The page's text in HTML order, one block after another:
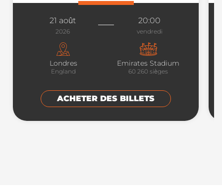
21 août
2026
20:00
vendredi
Londres
England
Emirates Stadium
60 260 sièges
ACHETER DES BILLETS